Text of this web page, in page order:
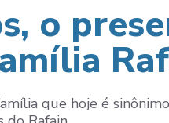
o
que hoje é